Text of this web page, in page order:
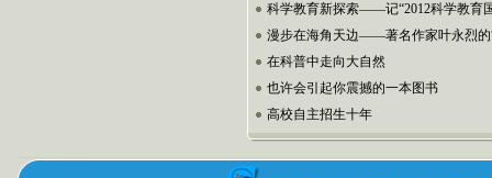
科学教育新探索——记“2012科学教育
漫步在海角天边——著名作家叶永烈的
在科普中走向大自然
也许会引起你震撼的一本图书
高校自主招生十年